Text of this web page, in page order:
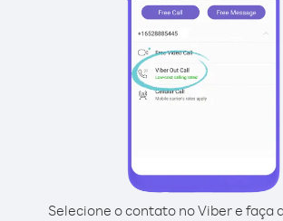
Selecione o contato no Viber e faça